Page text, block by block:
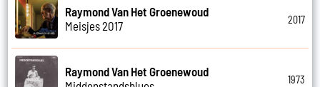
Raymond Van Het Groenewoud
Meisjes 2017
2017
Raymond Van Het Groenewoud
1973